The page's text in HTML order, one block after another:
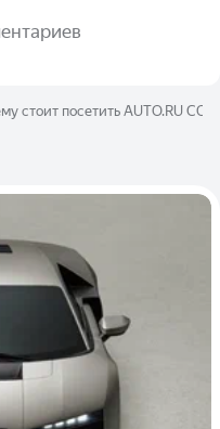
стоит посетить AUTO.RU